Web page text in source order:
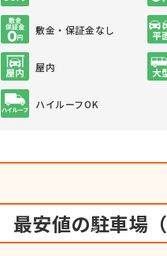
6 府中町鹿籠２丁目 月極駐車
広島県安芸郡府中町鹿籠2丁目11－
賃料：9,900
形態：平置き（アスファルト）
府中町鹿籠２丁目 月極駐車
場 (軽自動車区画)
広島県安芸郡府中町鹿籠2丁目11－
敷金・保証金なし
屋内
ハイルーフOK
最安値の駐車場（